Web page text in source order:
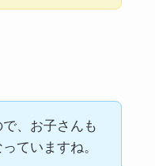
、お子さんも
ていますね。